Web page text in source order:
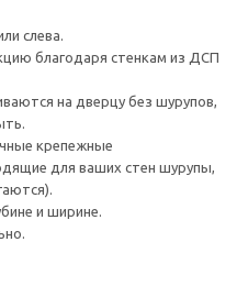
слева.
благодаря стенкам из ДСП
на дверцу без шурупов,
крепежные
для ваших стен шурупы,
и ширине.